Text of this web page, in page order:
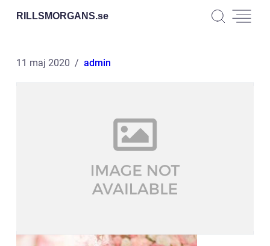
RILLSMORGANS.se
11 maj 2020 admin